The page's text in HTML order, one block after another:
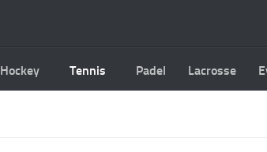
Hockey Tennis Padel Lacrosse